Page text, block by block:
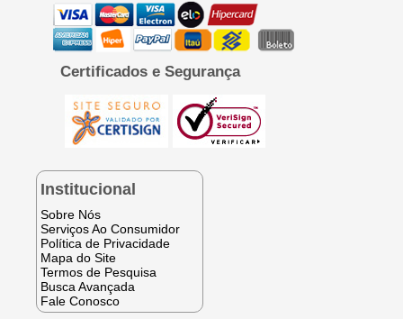
Certificados e Segurança
Institucional
Sobre Nós
Serviços Ao Consumidor
Política de Privacidade
Mapa do Site
Termos de Pesquisa
Busca Avançada
Fale Conosco